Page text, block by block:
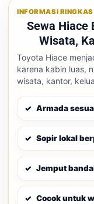
INFORMASI RINGKAS
Sewa Hiace
Wisata,
Toyota Hiace
karena kabin luas,
wisata, kantor,
Armada
Sopir lokal
Jemput
Cocok untuk